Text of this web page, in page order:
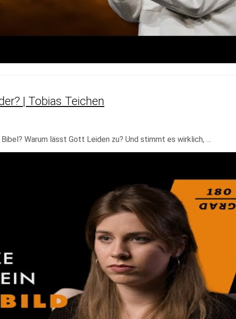
| Tobias Teichen
Warum lässt Gott Leiden zu? Und stimmt es wirklich, …